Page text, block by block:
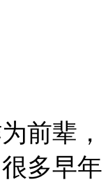
前辈，
多早年